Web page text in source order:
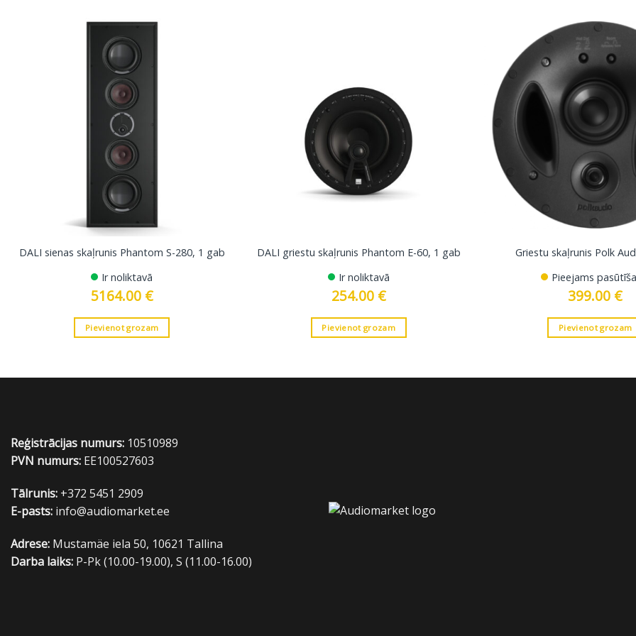
DALI sienas skaļrunis Phantom S-280, 1 gab
Ir noliktavā
5164.00 €
Pievienot grozam
DALI griestu skaļrunis Phantom E-60, 1 gab
Ir noliktavā
254.00 €
Pievienot grozam
Griestu skaļrunis Polk
Pieejams
399.00 €
Pievienot grozam
Reģistrācijas numurs: 10510989
PVN numurs: EE100527603
Tālrunis: +372 5451 2909
E-pasts: info@audiomarket.ee
Adrese: Mustamäe iela 50, 10621 Tallina
Darba laiks: P-Pk (10.00-19.00), S (11.00-16.00)